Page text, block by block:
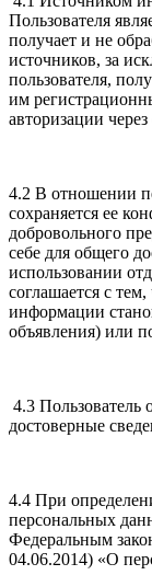
Пользователя
получает и не
источников, за
пользователя,
им
авторизации
4.2 В отношении
сохраняется ее
добровольного
себе для общего
использовании
соглашается с
информации
объявления) или
4.3 Пользователь
достоверные
4.4 При
персональных
Федеральным
04.06.2014) «О